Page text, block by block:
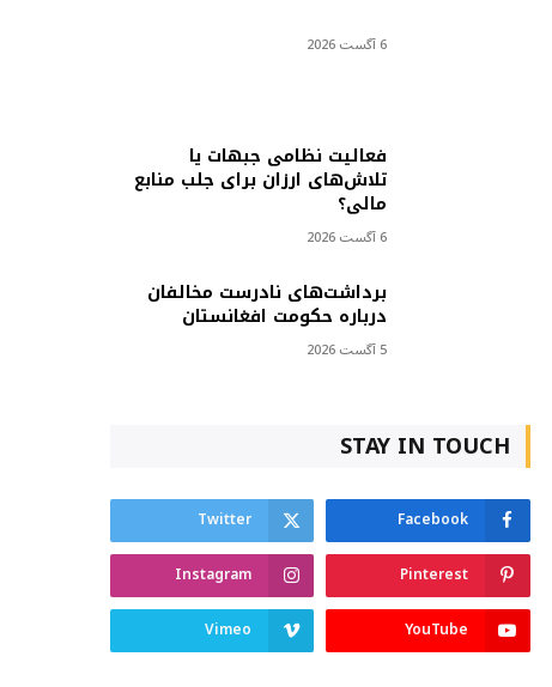
6 آگست 2026
فعالیت نظامی جبهات یا
تلاش‌های ارزان برای جلب منابع
مالی؟
6 آگست 2026
برداشت‌های نادرست مخالفان
درباره حکومت افغانستان
5 آگست 2026
STAY IN TOUCH
Facebook
Twitter
Pinterest
Instagram
YouTube
Vimeo